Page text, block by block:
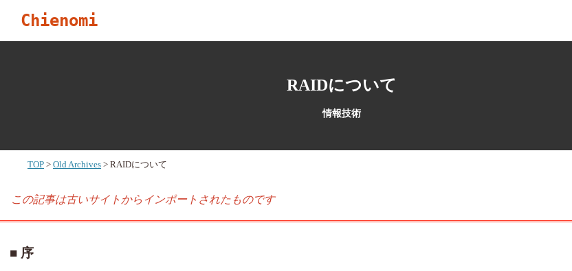
Chienomi
RAIDについて
情報技術
TOP Old Archives RAIDについて
この記事は古いサイトからインポートされたものです
序